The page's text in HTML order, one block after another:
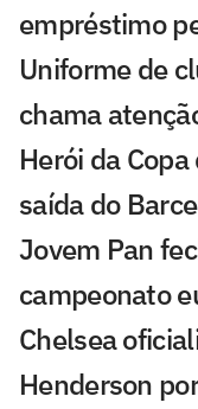
empréstimo
Uniforme de
chama
Herói da
saída do
Jovem Pan
campeonato
Chelsea
Henderson